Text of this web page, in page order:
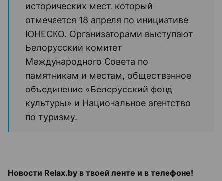
исторических мест, который
отмечается 18 апреля по инициативе
ЮНЕСКО. Организаторами выступают
Белорусский комитет
Международного Совета по
памятникам и местам, общественное
объединение «Белорусский фонд
культуры» и Национальное агентство
по туризму.
Новости Relax.by в твоей ленте и в телефоне!